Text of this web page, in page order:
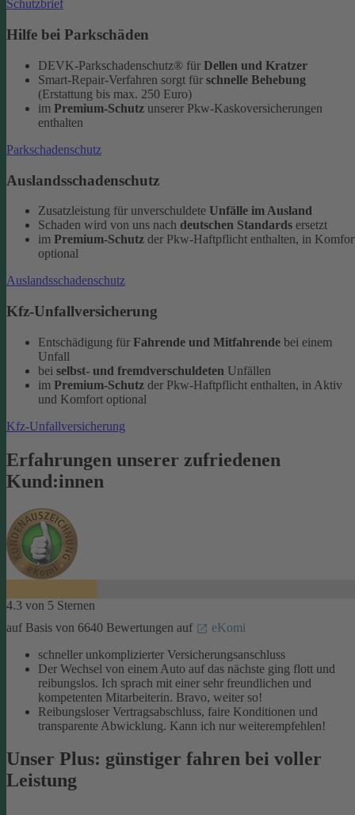
Schutzbrief
Hilfe bei Parkschäden
DEVK-Parkschadenschutz® für Dellen und Kratzer
Smart-Repair-Verfahren sorgt für schnelle Behebung
(Erstattung bis max. 250 Euro)
im Premium-Schutz unserer Pkw-Kaskoversicherungen
enthalten
Parkschadenschutz
Auslandsschadenschutz
Zusatzleistung für unverschuldete Unfälle im Ausland
Schaden wird von uns nach deutschen Standards ersetzt
im Premium-Schutz der Pkw-Haftpflicht enthalten, in
optional
Auslandsschadenschutz
Kfz-Unfallversicherung
Entschädigung für Fahrende und Mitfahrende bei einem
Unfall
bei selbst- und fremdverschuldeten Unfällen
im Premium-Schutz der Pkw-Haftpflicht enthalten, in Aktiv
und Komfort optional
Kfz-Unfallversicherung
Erfahrungen unserer zufriedenen
Kund:innen
4.3 von 5 Sternen
auf Basis von 6640 Bewertungen auf
eKomi
schneller unkomplizierter Versicherungsanschluss
Der Wechsel von einem Auto auf das nächste ging flott und
reibungslos. Ich sprach mit einer sehr freundlichen und
kompetenten Mitarbeiterin. Bravo, weiter so!
Reibungsloser Vertragsabschluss, faire Konditionen und
transparente Abwicklung. Kann ich nur weiterempfehlen!
Unser Plus: günstiger fahren bei voller
Leistung